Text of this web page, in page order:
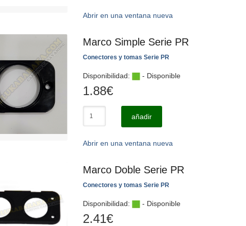
Abrir en una ventana nueva
Marco Simple Serie PR
Conectores y tomas Serie PR
Disponibilidad: - Disponible
1.88€
añadir
Abrir en una ventana nueva
Marco Doble Serie PR
Conectores y tomas Serie PR
Disponibilidad: - Disponible
2.41€